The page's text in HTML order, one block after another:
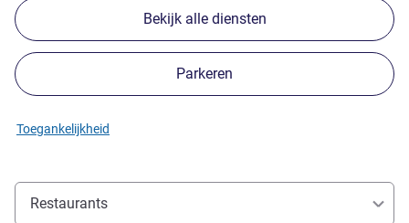
Bekijk alle diensten
Parkeren
Toegankelijkheid
Restaurants